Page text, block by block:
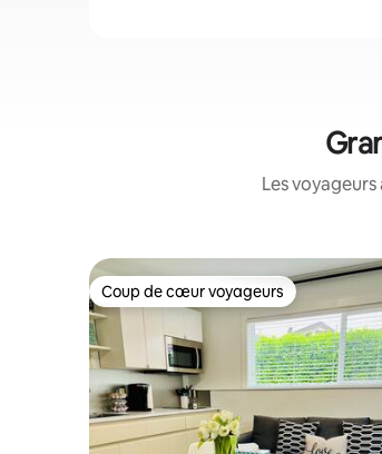
Les
Coup de cœur voyageurs
Coup de cœur voyageurs